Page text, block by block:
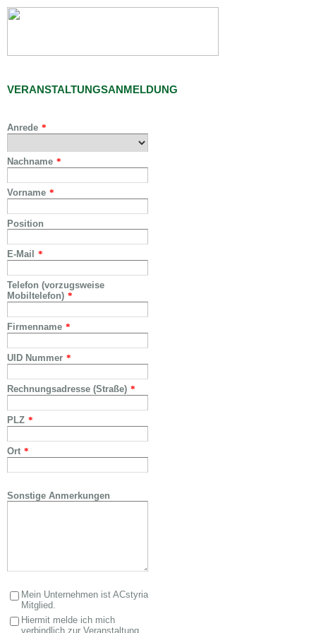
VERANSTALTUNGSANMELDUNG
Anrede *
Nachname *
Vorname *
Position
E-Mail *
Telefon (vorzugsweise
Mobiltelefon) *
Firmenname *
UID Nummer *
Rechnungsadresse (Straße) *
PLZ *
Ort *
Sonstige Anmerkungen
Mein Unternehmen ist ACstyria
Mitglied.
Hiermit melde ich mich
verbindlich zur Veranstaltung